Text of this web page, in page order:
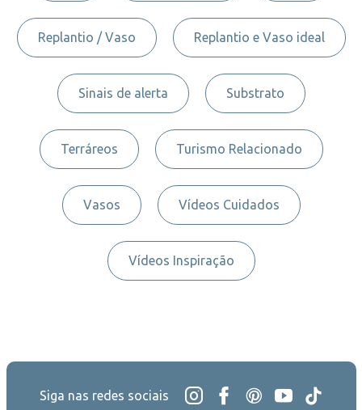
Replantio / Vaso Replantio e Vaso ideal
Sinais de alerta Substrato
Terráreos Turismo Relacionado
Vasos Vídeos Cuidados
Vídeos Inspiração
Siga nas redes sociais